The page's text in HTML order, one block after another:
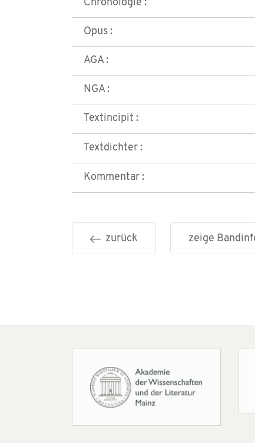
Chronologie :
Opus :
AGA :
NGA :
Textincipit :
Textdichter :
Kommentar :
zurück zeige